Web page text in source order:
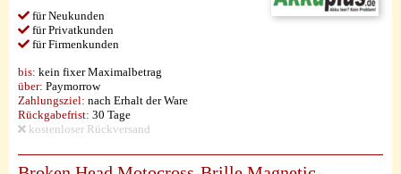
für Neukunden
für Privatkunden
für Firmenkunden
bis: kein fixer Maximalbetrag
über: Paymorrow
Zahlungsziel: nach Erhalt der Ware
Rückgabefrist: 30 Tage
kostenloser Rückversand